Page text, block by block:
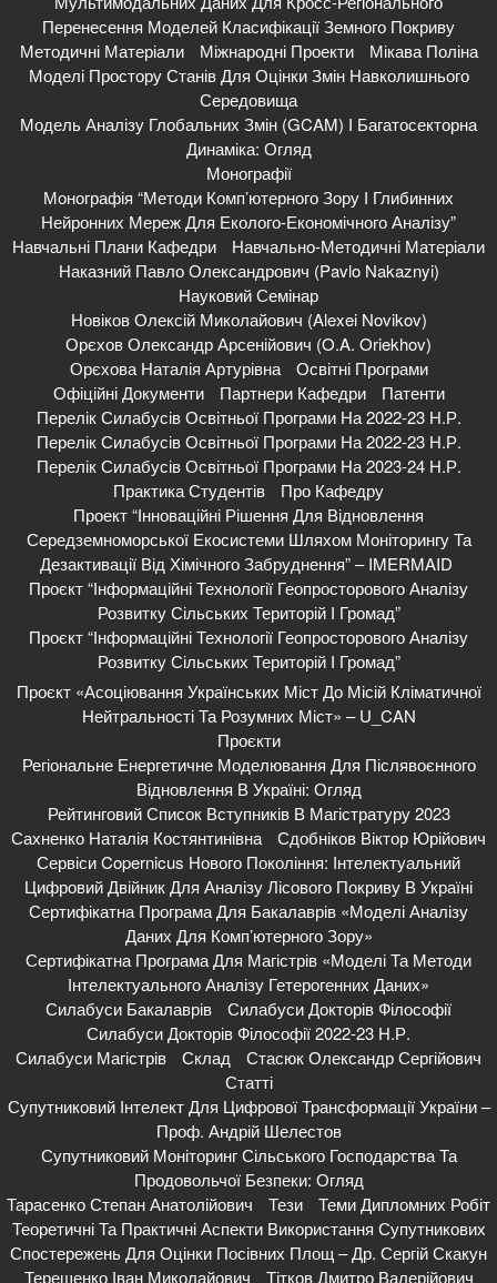
Перенесення Моделей Класифікації Земного Покриву
Методичні Матеріали
Міжнародні Проекти
Мікава Поліна
Моделі Простору Станів Для Оцінки Змін Навколишнього
Середовища
Модель Аналізу Глобальних Змін (GCAM) І Багатосекторна
Динаміка: Огляд
Монографії
Монографія “Методи Комп’ютерного Зору І Глибинних
Нейронних Мереж Для Еколого-Економічного Аналізу”
Навчальні Плани Кафедри
Навчально-Методичні Матеріали
Наказний Павло Олександрович (Pavlo Nakaznyi)
Науковий Семінар
Новіков Олексій Миколайович (Alexei Novikov)
Орєхов Олександр Арсенійович (O.A. Oriekhov)
Орєхова Наталія Артурівна
Освітні Програми
Офіційні Документи
Партнери Кафедри
Патенти
Перелік Силабусів Освітньої Програми На 2022-23 Н.р.
Перелік Силабусів Освітньої Програми На 2022-23 Н.р.
Перелік Силабусів Освітньої Програми На 2023-24 Н.р.
Практика Студентів
Про Кафедру
Проект “Інноваційні Рішення Для Відновлення
Середземноморської Екосистеми Шляхом Моніторингу Та
Дезактивації Від Хімічного Забруднення” – IMERMAID
Проєкт “Інформаційні Технології Геопросторового Аналізу
Розвитку Сільських Територій І Громад”
Проєкт “Інформаційні Технології Геопросторового Аналізу
Розвитку Сільських Територій І Громад”
Проєкт «Асоціювання Українських Міст До Місій Кліматичної
Нейтральності Та Розумних Міст» – U_CAN
Проєкти
Регіональне Енергетичне Моделювання Для Післявоєнного
Відновлення В Україні: Огляд
Рейтинговий Список Вступників В Магістратуру 2023
Сахненко Наталія Костянтинівна
Сдобніков Віктор Юрійович
Сервіси Copernicus Нового Покоління: Інтелектуальний
Цифровий Двійник Для Аналізу Лісового Покриву В Україні
Сертифікатна Програма Для Бакалаврів «Моделі Аналізу
Даних Для Комп’ютерного Зору»
Сертифікатна Програма Для Магістрів «Моделі Та Методи
Інтелектуального Аналізу Гетерогенних Даних»
Силабуси Бакалаврів
Силабуси Докторів Філософії
Силабуси Докторів Філософії 2022-23 Н.р.
Силабуси Магістрів
Склад
Стасюк Олександр Сергійович
Статті
Супутниковий Інтелект Для Цифрової Трансформації України –
Проф. Андрій Шелестов
Супутниковий Моніторинг Сільського Господарства Та
Продовольчої Безпеки: Огляд
Тарасенко Степан Анатолійович
Тези
Теми Дипломних Робіт
Теоретичні Та Практичні Аспекти Використання Супутникових
Спостережень Для Оцінки Посівних Площ – Др. Сергій Скакун
Терещенко Іван Миколайович
Тітков Дмитро Валерійович